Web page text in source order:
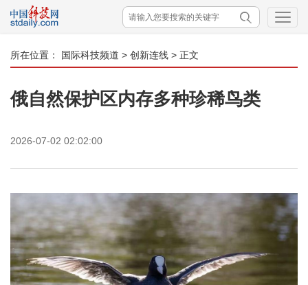
所在位置： 国际科技频道 > 创新连线 > 正文
俄自然保护区内存多种珍稀鸟类
2026-07-02 02:02:00